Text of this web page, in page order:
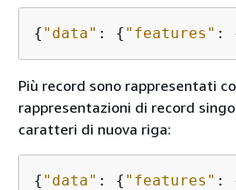
{ "data" : { "features" :
Più record sono rappresentati
rappresentazioni di record
caratteri di nuova riga:
{ "data" : { "features" :